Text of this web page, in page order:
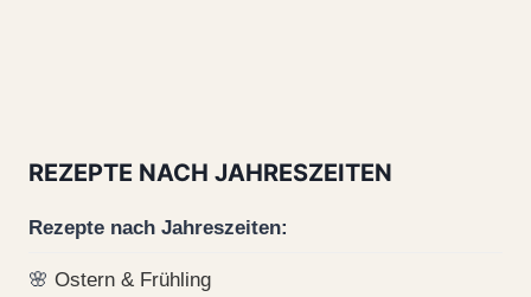
REZEPTE NACH JAHRESZEITEN
Rezepte nach Jahreszeiten:
🌸 Ostern & Frühling